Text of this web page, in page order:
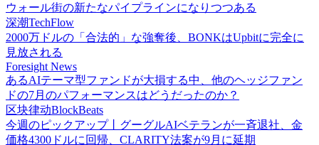
ウォール街の新たなパイプラインになりつつある
深潮TechFlow
2000万ドルの「合法的」な強奪後、BONKはUpbitに完全に
見放される
Foresight News
あるAIテーマ型ファンドが大損する中、他のヘッジファン
ドの7月のパフォーマンスはどうだったのか？
区块律动BlockBeats
今週のピックアップ丨グーグルAIベテランが一斉退社、金
価格4300ドルに回帰、CLARITY法案が9月に延期